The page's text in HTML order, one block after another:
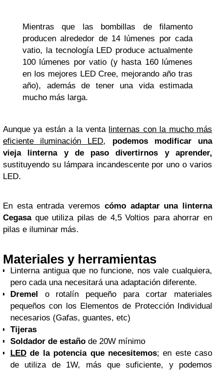
Mientras que las bombillas de filamento
producen alrededor de 14 lúmenes por cada
vatio, la tecnología LED produce actualmente
100 lúmenes por vatio (y hasta 160 lúmenes
en los mejores LED Cree, mejorando año tras
año), además de tener una vida estimada
mucho más larga.
Aunque ya están a la venta linternas con la mucho más
eficiente iluminación LED, podemos modificar una
vieja linterna y de paso divertirnos y aprender,
sustituyendo su lámpara incandescente por uno o varios
LED.
En esta entrada veremos cómo adaptar una linterna
Cegasaque utiliza pilas de 4,5 Voltios para ahorrar en
pilas e iluminar más.
Materiales y herramientas
Linterna antigua que no funcione, nos vale cualquiera,
pero cada una necesitará una adaptación diferente.
Dremel o rotalín pequeño para cortar materiales
pequeños con los Elementos de Protección Individual
necesarios (Gafas, guantes, etc)
Tijeras
Soldador de estaño de 20W mínimo
LED de la potencia que necesitemos; en este caso
de utiliza de 1W, más que suficiente, y podemos